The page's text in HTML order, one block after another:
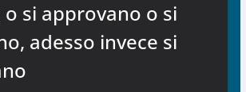
o si approvano o si
adesso invece si